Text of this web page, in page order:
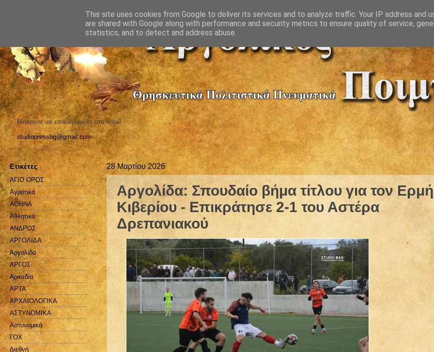
Μπορείτε να επικοινωνείτε στο email
studiopressbg@gmail.com
28 Μαρτίου 2026
Αργολίδα: Σπουδαίο βήμα τίτλου για τον Ερμή
Κιβερίου - Επικράτησε 2-1 του Αστέρα
Δρεπανιακού
Ετικέτες
ΑΓΙΟ ΟΡΟΣ
Αγροτικά
ΑΘΗΝΑ
Αθλητικά
ΑΝΔΡΟΣ
ΑΡΓΟΛΙΔΑ
Αργολίδα
ΑΡΓΟΣ
Αρκαδία
ΑΡΤΑ
ΑΡΧΑΙΟΛΟΓΙΚΑ
ΑΣΤΥΝΟΜΙΚΑ
Αστυνομικά
ΓΟΧ
Διεθνή
This site uses cookies from Google to deliver its services and to analyze traffic. Your IP address and
are shared with Google along with performance and security metrics to ensure quality of service,
statistics, and to detect and address abuse.